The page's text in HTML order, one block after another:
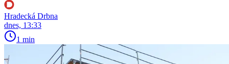
Hradecká Drbna
dnes, 13:33
1 min